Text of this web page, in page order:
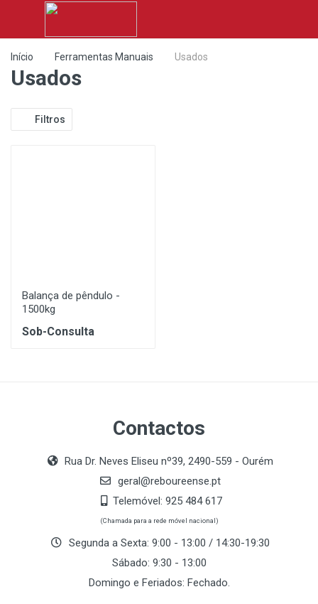
Início Ferramentas Manuais Usados
Usados
Filtros
Balança de pêndulo -
1500kg
Sob-Consulta
Contactos
Rua Dr. Neves Eliseu nº39, 2490-559 - Ourém
geral@reboureense.pt
Telemóvel: 925 484 617
(Chamada para a rede móvel nacional)
Segunda a Sexta: 9:00 - 13:00 / 14:30-19:30
Sábado: 9:30 - 13:00
Domingo e Feriados: Fechado.